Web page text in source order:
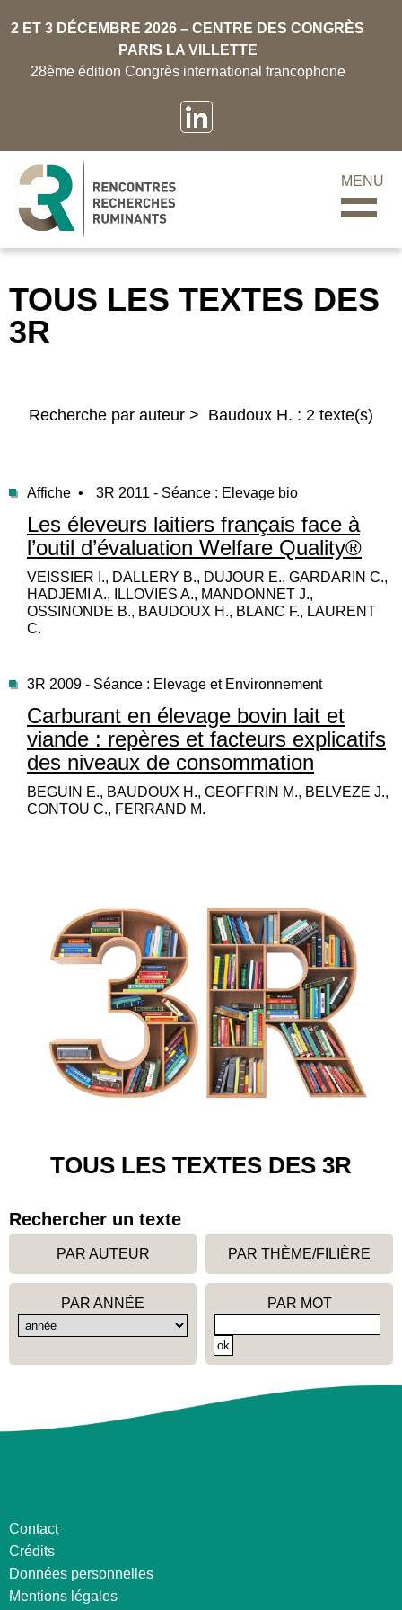
2 ET 3 DÉCEMBRE 2026 – CENTRE DES CONGRÈS
PARIS LA VILLETTE
28ème édition Congrès international francophone
MENU
TOUS LES TEXTES DES
3R
Recherche par auteur > Baudoux H. : 2 texte(s)
Affiche • 3R 2011 - Séance : Elevage bio
Les éleveurs laitiers français face à
l’outil d’évaluation Welfare Quality®
VEISSIER I., DALLERY B., DUJOUR E., GARDARIN C.,
HADJEMI A., ILLOVIES A., MANDONNET J.,
OSSINONDE B., BAUDOUX H., BLANC F., LAURENT
C.
3R 2009 - Séance : Elevage et Environnement
Carburant en élevage bovin lait et
viande : repères et facteurs explicatifs
des niveaux de consommation
BEGUIN E., BAUDOUX H., GEOFFRIN M., BELVEZE J.,
CONTOU C., FERRAND M.
TOUS LES TEXTES DES 3R
Rechercher un texte
PAR AUTEUR PAR THÈME/FILIÈRE
PAR ANNÉE PAR MOT
Contact
Crédits
Données personnelles
Mentions légales